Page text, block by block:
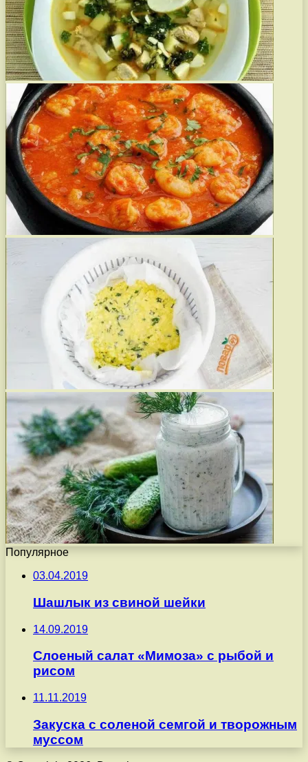
Популярное
03.04.2019
Шашлык из свиной шейки
14.09.2019
Слоеный салат «Мимоза» с рыбой и
рисом
11.11.2019
Закуска с соленой семгой и творожным
муссом